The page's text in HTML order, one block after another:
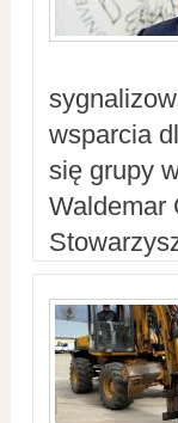
wsparcia
się grupy
Waldemar